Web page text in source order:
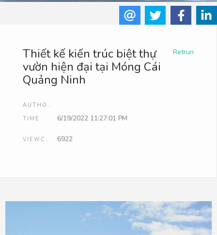
Retrun
Thiết kế kiến trúc biệt thự
vườn hiện đại tại Móng Cái
Quảng Ninh
AUTHOR
TIME
6/19/2022 11:27:01 PM
VIEWCOUNT 6922